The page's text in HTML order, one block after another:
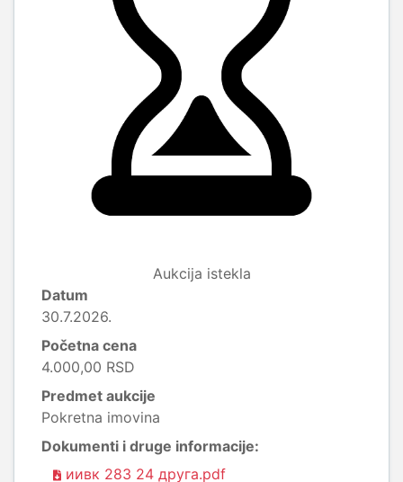
Aukcija istekla
Datum
30.7.2026.
Početna cena
4.000,00 RSD
Predmet aukcije
Pokretna imovina
Dokumenti i druge informacije:
иивк 283 24 друга.pdf